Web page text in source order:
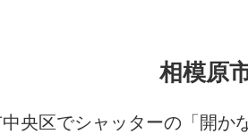
相模原
央区でシャッターの「開か